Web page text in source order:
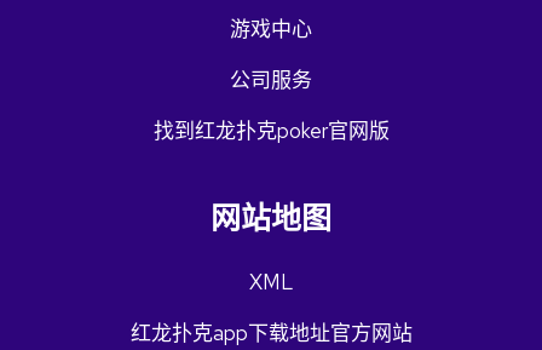
游戏中心
公司服务
找到红龙扑克poker官网版
网站地图
XML
红龙扑克app下载地址官方网站